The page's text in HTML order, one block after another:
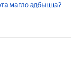
магло адбыцца?